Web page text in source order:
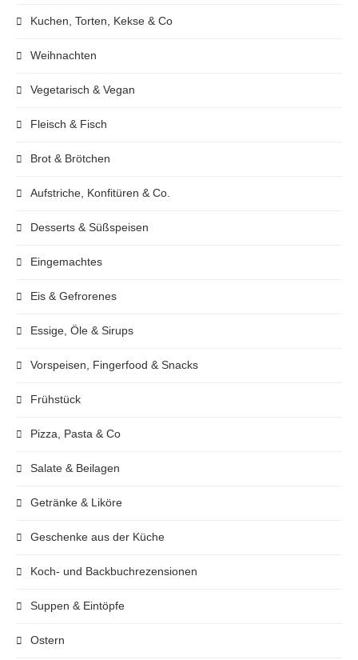
Kuchen, Torten, Kekse & Co
Weihnachten
Vegetarisch & Vegan
Fleisch & Fisch
Brot & Brötchen
Aufstriche, Konfitüren & Co.
Desserts & Süßspeisen
Eingemachtes
Eis & Gefrorenes
Essige, Öle & Sirups
Vorspeisen, Fingerfood & Snacks
Frühstück
Pizza, Pasta & Co
Salate & Beilagen
Getränke & Liköre
Geschenke aus der Küche
Koch- und Backbuchrezensionen
Suppen & Eintöpfe
Ostern